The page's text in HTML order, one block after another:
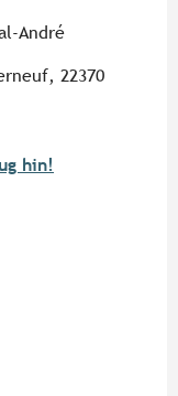
André
22370
hin!